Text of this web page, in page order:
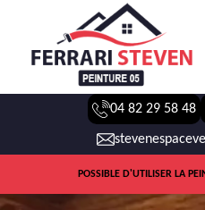
04 82 29 58 48
POSSIBLE D'UTILISER LA